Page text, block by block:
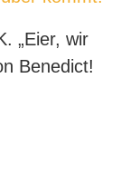
„Eier, wir
Benedict!